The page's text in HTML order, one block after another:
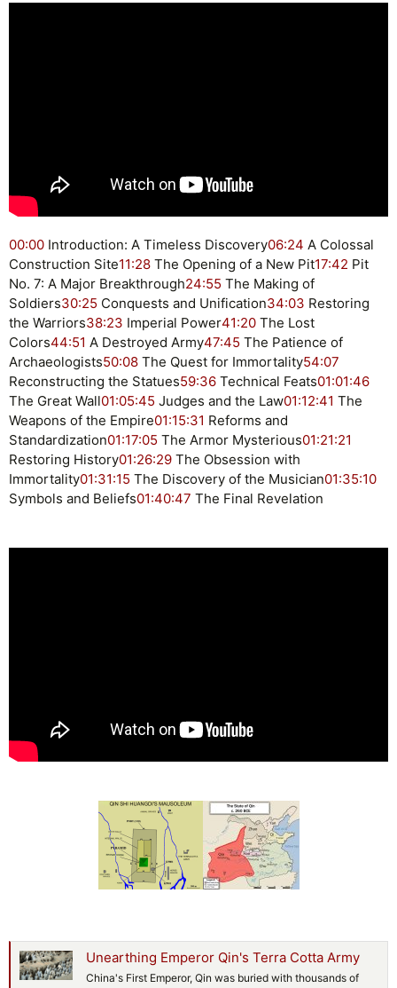
00:00 Introduction: A Timeless Discovery06:24 A Colossal
Construction Site11:28 The Opening of a New Pit17:42 Pit
No. 7: A Major Breakthrough24:55 The Making of
Soldiers30:25 Conquests and Unification34:03 Restoring
the Warriors38:23 Imperial Power41:20 The Lost
Colors44:51 A Destroyed Army47:45 The Patience of
Archaeologists50:08 The Quest for Immortality54:07
Reconstructing the Statues59:36 Technical Feats01:01:46
The Great Wall01:05:45 Judges and the Law01:12:41 The
Weapons of the Empire01:15:31 Reforms and
Standardization01:17:05 The Armor Mysterious01:21:21
Restoring History01:26:29 The Obsession with
Immortality01:31:15 The Discovery of the Musician01:35:10
Symbols and Beliefs01:40:47 The Final Revelation
Unearthing Emperor Qin's Terra Cotta Army
China's First Emperor, Qin was buried with thousands of